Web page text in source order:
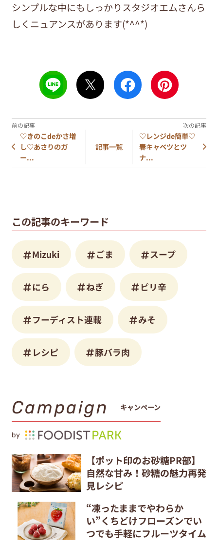
シンプルな中にもしっかりスタジオエムさんら
しくニュアンスがあります(*^^*)
♡きのこdeかさ増
し♡あさりのガ
ー...
記事一覧
♡レンジde簡単♡
春キャベツとツ
ナ...
この記事のキーワード
Mizuki ごま スープ
にら ねぎ ピリ辛
フーディスト連載 みそ
レシピ 豚バラ肉
Campaign キャンペーン
by
【ポット印のお砂糖PR部】
自然な甘み！砂糖の魅力再発
見レシピ
“凍ったままでやわらか
い”くちどけフローズンでい
つでも手軽にフルーツタイム